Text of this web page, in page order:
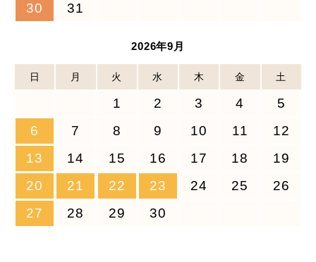
30
31
2026年9月
日 月 火 水 木 金 土
1 2 3 4
5
6
7 8 9 10 11
12
13
14 15 16 17 18
19
20
21 22 23 24 25
26
27
28 29 30